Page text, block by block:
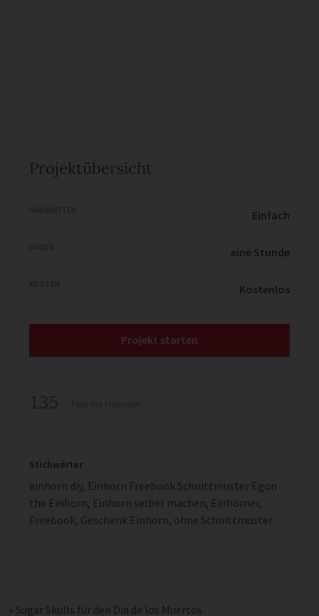
Projektübersicht
Einfach
eine Stunde
Kostenlos
Projekt starten
Stichwörter
einhorn diy, Einhorn Freebook Schnittmuster Egon
the Einhorn, Einhorn selber machen, Einhörner,
Freebook, Geschenk Einhorn, ohne Schnittmuster
« Sugar Skulls für den Dia de los Muertos